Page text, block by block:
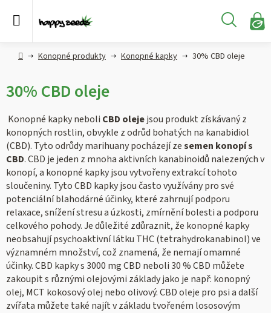
Hledat
Semena
CBD,
HHC
konopí
Konopné
produkty
Hašiš
Kratom
HlavníKonopné produkty Konopné kapky 30% CBD oleje
30% CBD oleje
Konopné kapky neboli CBD olejejsou produkt získávaný z
konopných rostlin, obvykle z odrůd bohatých na kanabidiol
(CBD). Tyto odrůdy marihuany pocházejí zesemen konopí s
CBD. CBD je jeden z mnoha aktivních kanabinoidů nalezených v
konopí, a konopné kapky jsou vytvořeny extrakcí tohoto
sloučeniny. Tyto CBD kapky jsou často využívány pro své
potenciální blahodárné účinky, které zahrnují podporu
relaxace, snížení stresu a úzkosti, zmírnění bolesti a podporu
celkového pohody. Je důležité zdůraznit, že konopné kapky
neobsahují psychoaktivní látku THC (tetrahydrokanabinol) ve
významném množství, což znamená, že nemají omamné
účinky. CBD kapky s 3000 mg CBD neboli 30 % CBD můžete
zakoupit s různými olejovými základy jako je např: konopný
olej, MCT kokosový olej nebo olivový. CBD oleje pro psi a další
zvířata můžete také najít v základu tvořeném lososovým